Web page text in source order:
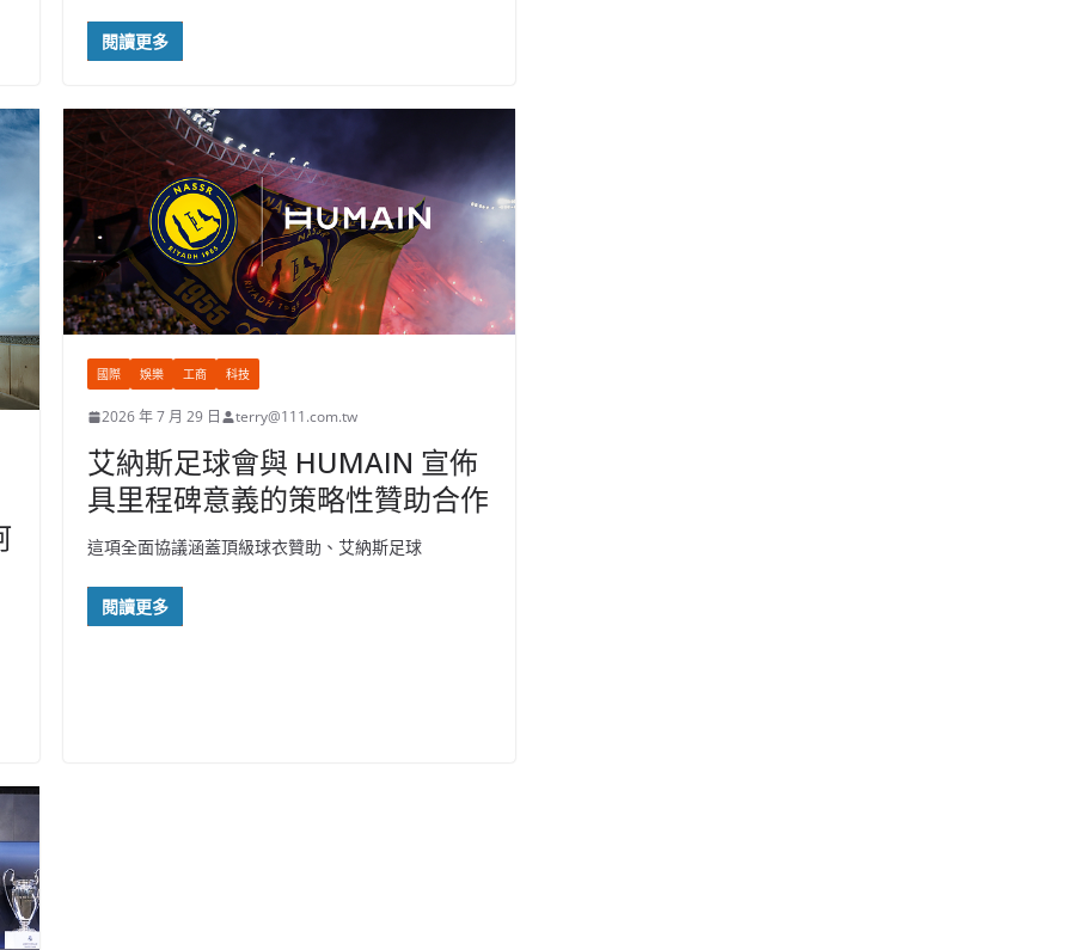
閱讀更多
國際 娛樂 工商 科技
2026 年 7 月 29 日 terry@111.com.tw
艾納斯足球會與 HUMAIN 宣佈
具里程碑意義的策略性贊助合作
這項全面協議涵蓋頂級球衣贊助、艾納斯足球
閱讀更多